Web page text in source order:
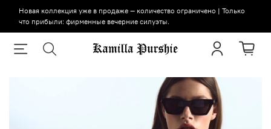
Новая коллекция уже в продаже — количество ограничено | Только
что прибыли: фирменные вечерние силуэты.